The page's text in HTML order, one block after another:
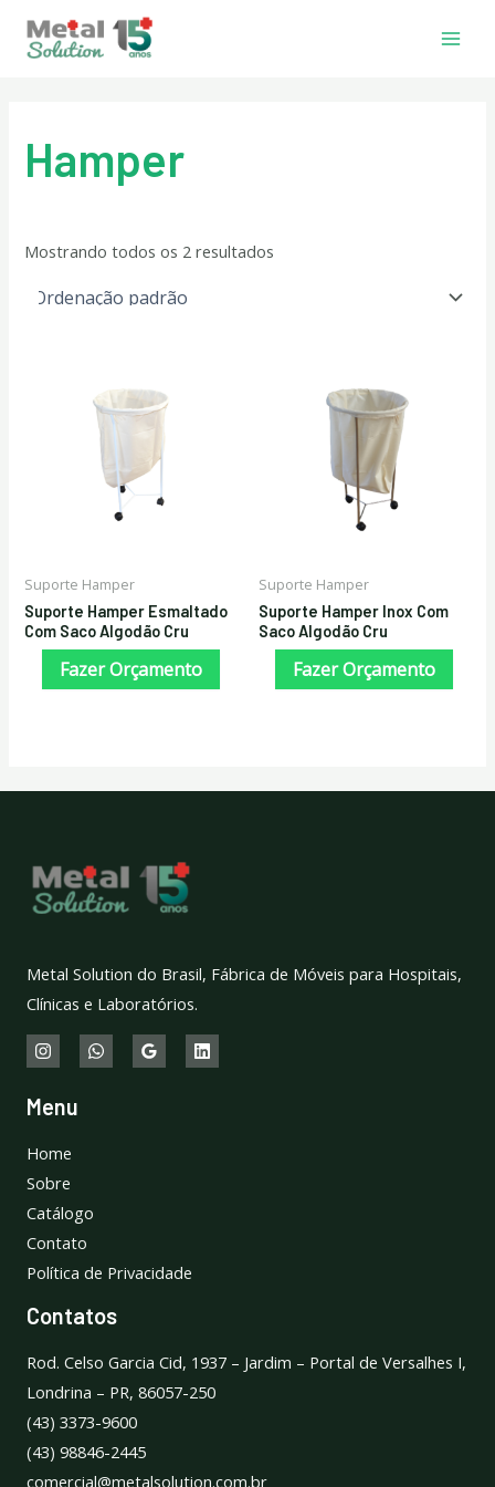
para
Hamper
Mostrando todos os 2 resultados
Suporte Hamper
Suporte Hamper Esmaltado
Com Saco Algodão Cru
Fazer Orçamento
Suporte Hamper
Suporte Hamper Inox Com
Saco Algodão Cru
Fazer Orçamento
Metal Solution do Brasil, Fábrica de Móveis para Hospitais,
Clínicas e Laboratórios.
Menu
Home
Sobre
Catálogo
Contato
Política de Privacidade
Contatos
Rod. Celso Garcia Cid, 1937 – Jardim – Portal de Versalhes I,
Londrina – PR, 86057-250
(43) 3373-9600
(43) 98846-2445
comercial@metalsolution.com.br